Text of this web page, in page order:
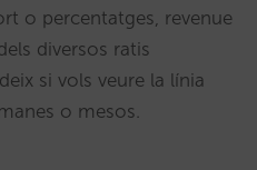
o percentatges, revenue
diversos ratis
si vols veure la línia
o mesos.